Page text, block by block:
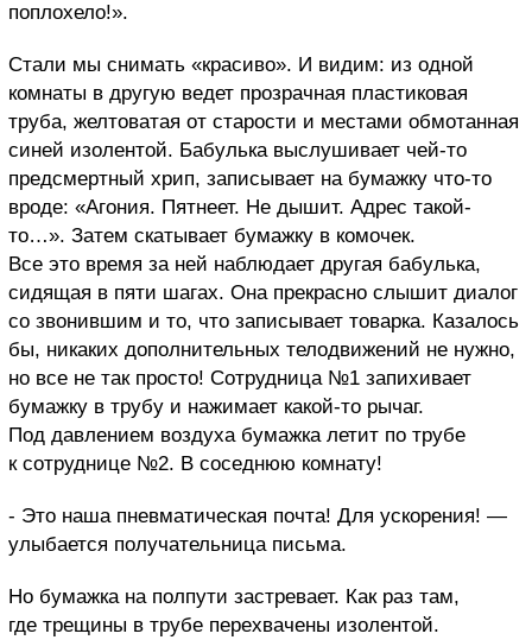
поплохело!».
Стали мы снимать «красиво». И видим: из одной
комнаты в другую ведет прозрачная пластиковая
труба, желтоватая от старости и местами обмотанная
синей изолентой. Бабулька выслушивает чей-то
предсмертный хрип, записывает на бумажку что-то
вроде: «Агония. Пятнеет. Не дышит. Адрес такой-
то…». Затем скатывает бумажку в комочек.
Все это время за ней наблюдает другая бабулька,
сидящая в пяти шагах. Она прекрасно слышит диалог
со звонившим и то, что записывает товарка. Казалось
бы, никаких дополнительных телодвижений не нужно,
но все не так просто! Сотрудница №1 запихивает
бумажку в трубу и нажимает какой-то рычаг.
Под давлением воздуха бумажка летит по трубе
к сотруднице №2. В соседнюю комнату!
- Это наша пневматическая почта! Для ускорения! —
улыбается получательница письма.
Но бумажка на полпути застревает. Как раз там,
где трещины в трубе перехвачены изолентой.